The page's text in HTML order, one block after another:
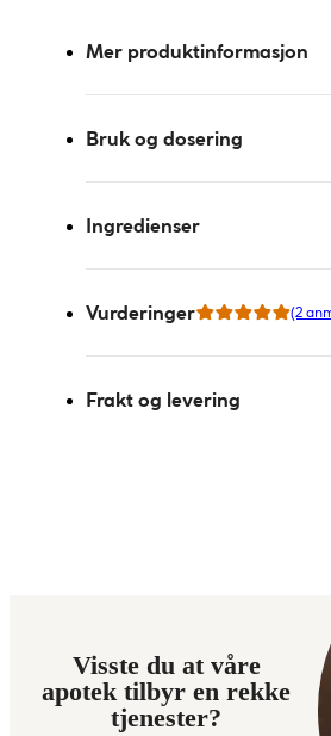
Mer produktinformasjon
Bruk og dosering
Ingredienser
Vurderinger (2
Frakt og levering
Visste du at våre
apotek tilbyr en rekke
tjenester?